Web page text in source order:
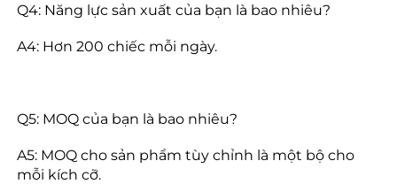
Q4: Năng lực sản xuất của bạn là bao nhiêu?
A4: Hơn 200 chiếc mỗi ngày.
Q5: MOQ của bạn là bao nhiêu?
A5: MOQ cho sản phẩm tùy chỉnh là một bộ cho
mỗi kích cỡ.